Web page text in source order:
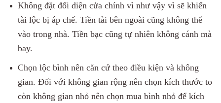
Không đặt đối diện cửa chính vì như vậy vì sẽ khiến
tài lộc bị áp chế. Tiền tài bên ngoài cũng không thể
vào trong nhà. Tiền bạc cũng tự nhiên không cánh mà
bay.
Chọn lộc bình nên căn cứ theo điều kiện và không
gian. Đối với không gian rộng nên chọn kích thước to
còn không gian nhỏ nên chọn mua bình nhỏ để kích